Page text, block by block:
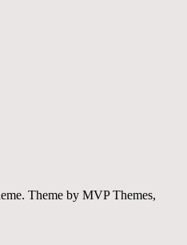
Theme by MVP Themes,